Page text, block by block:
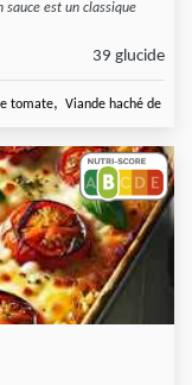
sauce est un classique
39 glucide
tomate, Viande haché de